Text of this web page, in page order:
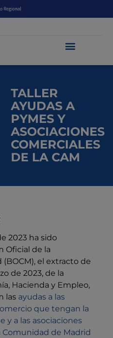
TALLER
AYUDAS A
PYMES Y
ASOCIACIONES
COMERCIALES
DE LA CAM
2023 ha sido
Oficial de la
el extracto de
de 2023, de la
Hacienda y Empleo,
las ayudas a las
que tengan la
y a las asociaciones
de Madrid